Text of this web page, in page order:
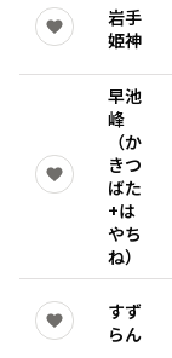
岩手
姫神
早池
峰
（か
きつ
ばた
+は
やち
ね）
すず
らん